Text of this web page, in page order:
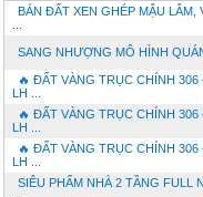
BÁN ĐẤT XEN GHÉP MẬU LÂM,
SANG NHƯỢNG MÔ HÌNH
🔥 ĐẤT VÀNG TRỤC CHÍNH
LH ...
🔥 ĐẤT VÀNG TRỤC CHÍNH
LH ...
🔥 ĐẤT VÀNG TRỤC CHÍNH
LH ...
SIÊU PHẨM NHÀ 2 TẦNG FULL